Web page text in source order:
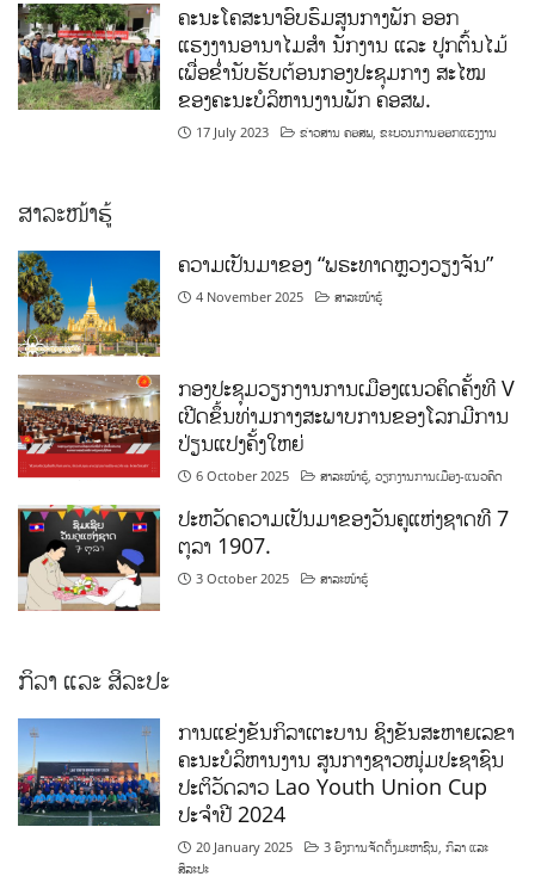
ຄະນະໂຄສະນາອົບຮົມສູນກາງພັກ ອອກ
ແຮງງານອານາໄມສໍາ ນັກງານ ແລະ ປູກຕົ້ນໄມ້
ເພື່ອຂໍ່ານັບຮັບຕ້ອນກອງປະຊຸມກາງ ສະໄໝ
ຂອງຄະນະບໍລິຫານງານພັກ ຄອສພ.
17 July 2023 ຂ່າວສານ ຄອສພ ,ຂະບວນການອອກແຮງງານ
ສາລະໜ້າຮູ້
ຄວາມເປັນມາຂອງ “ພຣະທາດຫຼວງວຽງຈັນ”
4 November 2025 ສາລະໜ້າຮູ້
ກອງປະຊຸມວຽກງານການເມືອງແນວຄິດຄັ້ງທີ V
ເປີດຂຶ້ນທ່າມກາງສະພາບການຂອງໂລກມີການ
ປ່ຽນແປງຄັ້ງໃຫຍ່
6 October 2025 ສາລະໜ້າຮູ້,ວຽກງານການເມືອງ-ແນວຄິດ
ປະຫວັດຄວາມເປັນມາຂອງວັນຄູແຫ່ງຊາດທີ 7
ຕຸລາ 1907.
3 October 2025 ສາລະໜ້າຮູ້
ກິລາ ແລະ ສິລະປະ
ການແຂ່ງຂັນກິລາເຕະບານ ຊິງຂັນສະຫາຍເລຂາ
ຄະນະບໍລິຫານງານ ສູນກາງຊາວໜຸ່ມປະຊາຊົນ
ປະຕິວັດລາວ Lao Youth Union Cup
ປະຈຳປີ 2024
20 January 2025 3 ອົງການຈັດຕັ້ງມະຫາຊົນ,ກິລາ ແລະ
ສິລະປະ